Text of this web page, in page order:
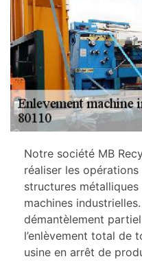
Notre société MB
réaliser les
structures métalliques
machines
démantèlement partiel
l’enlèvement total de
usine en arrêt de